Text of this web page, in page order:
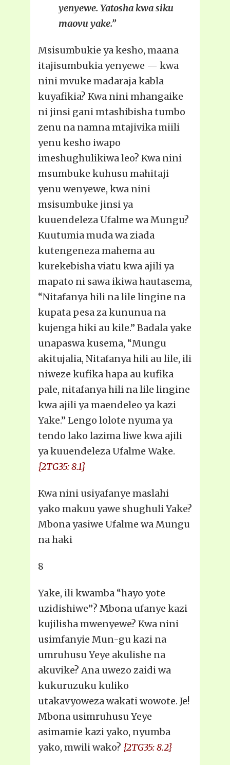
yenyewe. Yatosha kwa siku
maovu yake.”
Msisumbukie ya kesho, maana
itajisumbukia yenyewe — kwa
nini mvuke madaraja kabla
kuyafikia? Kwa nini mhangaike
ni jinsi gani mtashibisha tumbo
zenu na namna mtajivika miili
yenu kesho iwapo
imeshughulikiwa leo? Kwa nini
msumbuke kuhusu mahitaji
yenu wenyewe, kwa nini
msisumbuke jinsi ya
kuuendeleza Ufalme wa Mungu?
Kuutumia muda wa ziada
kutengeneza mahema au
kurekebisha viatu kwa ajili ya
mapato ni sawa ikiwa hautasema,
“Nitafanya hili na lile lingine na
kupata pesa za kununua na
kujenga hiki au kile.” Badala yake
unapaswa kusema, “Mungu
akitujalia, Nitafanya hili au lile, ili
niweze kufika hapa au kufika
pale, nitafanya hili na lile lingine
kwa ajili ya maendeleo ya kazi
Yake.” Lengo lolote nyuma ya
tendo lako lazima liwe kwa ajili
ya kuuendeleza Ufalme Wake.
{2TG35: 8.1}
Kwa nini usiyafanye maslahi
yako makuu yawe shughuli Yake?
Mbona yasiwe Ufalme wa Mungu
na haki
8
Yake, ili kwamba “hayo yote
uzidishiwe”? Mbona ufanye kazi
kujilisha mwenyewe? Kwa nini
usimfanyie Mun-gu kazi na
umruhusu Yeye akulishe na
akuvike? Ana uwezo zaidi wa
kukuruzuku kuliko
utakavyoweza wakati wowote. Je!
Mbona usimruhusu Yeye
asimamie kazi yako, nyumba
yako, mwili wako? {2TG35: 8.2}